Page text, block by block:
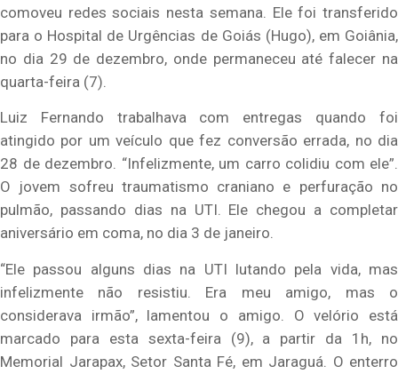
comoveu redes sociais nesta semana. Ele foi transferido
para o Hospital de Urgências de Goiás (Hugo), em Goiânia,
no dia 29 de dezembro, onde permaneceu até falecer na
quarta-feira (7).
Luiz Fernando trabalhava com entregas quando foi
atingido por um veículo que fez conversão errada, no dia
28 de dezembro. “Infelizmente, um carro colidiu com ele”.
O jovem sofreu traumatismo craniano e perfuração no
pulmão, passando dias na UTI. Ele chegou a completar
aniversário em coma, no dia 3 de janeiro.
“Ele passou alguns dias na UTI lutando pela vida, mas
infelizmente não resistiu. Era meu amigo, mas o
considerava irmão”, lamentou o amigo. O velório está
marcado para esta sexta-feira (9), a partir da 1h, no
Memorial Jarapax, Setor Santa Fé, em Jaraguá. O enterro